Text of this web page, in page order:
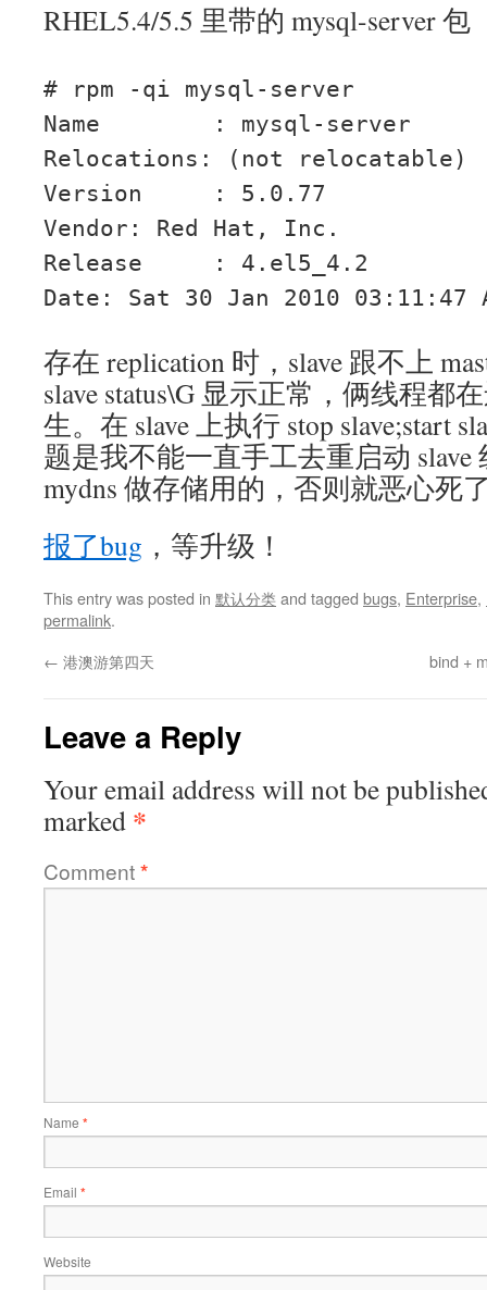
RHEL5.4/5.5 里带的 mysql-server 包
# rpm -qi mysql-server
Name : mysql-
Relocations: (not relocatable)
Version :
Vendor: Red Hat, Inc.
Release :
Date: Sat 30 Jan 2010 03:11:47
存在 replication 时，slave 跟不上
slave status\G 显示正常，俩线程都
生。在 slave 上执行 stop slave;start
题是我不能一直手工去重启动
mydns 做存储用的，否则就恶心死
报了bug ，等升级！
This entry was posted in 默认分类and tagged bugs, Enterprise,
permalink.
← 港澳游第四天 bind +
Leave a Reply
Your email address will not be
marked *
Comment*
Name *
Email *
Website